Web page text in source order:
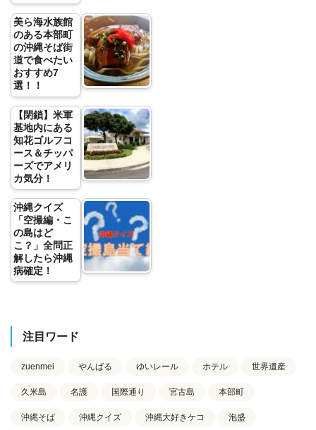
美ら海水族館
のある本部町
の沖縄そば街
道で食べたい
おすすめ7
選！！
【閉鎖】米軍
基地内にある
知花ゴルフコ
ース＆チッパ
ーズでアメリ
カ気分！
沖縄クイズ
「空撮編・こ
の島はど
こ？」全問正
解したら沖縄
病確定！
注目ワード
zuenmei やんばる ゆいレール ホテル 世界遺産
久米島 名護 国際通り 宮古島 本部町
沖縄そば 沖縄クイズ 沖縄大好きケコ 泡盛